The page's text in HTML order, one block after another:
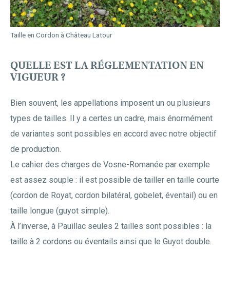
QUELLE EST LA RÉGLEMENTATION EN
VIGUEUR ?
Bien souvent, les appellations imposent un ou plusieurs
types de tailles. Il y a certes un cadre, mais énormément
de variantes sont possibles en accord avec notre objectif
de production.
Le cahier des charges de Vosne-Romanée par exemple
est assez souple : il est possible de tailler en taille courte
(cordon de Royat, cordon bilatéral, gobelet, éventail) ou en
taille longue (guyot simple).
À l’inverse, à Pauillac seules 2 tailles sont possibles : la
taille à 2 cordons ou éventails ainsi que le Guyot double.
Taille en Cordon à Château Latour